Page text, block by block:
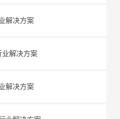
解决方案
业解决方案
解决方案